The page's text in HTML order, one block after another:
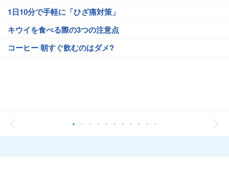
1日10分で手軽に「ひざ痛対策」
キウイを食べる際の3つの注意点
コーヒー 朝すぐ飲むのはダメ?